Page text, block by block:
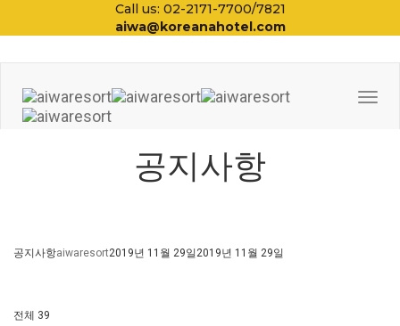
Call us: 02-2171-7700/7821
aiwa@koreanahotel.com
공지사항
공지사항aiwaresort2019년 11월 29일2019년 11월 29일
전체 39